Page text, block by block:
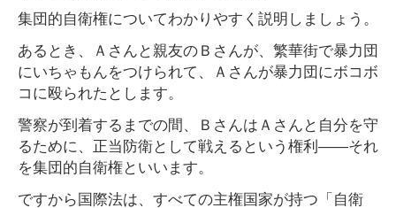
集団的自衛権についてわかりやすく説明しましょう。
あるとき、Ａさんと親友のＢさんが、繁華街で暴力団
にいちゃもんをつけられて、Ａさんが暴力団にボコボ
コに殴られたとします。
警察が到着するまでの間、ＢさんはＡさんと自分を守
るために、正当防衛として戦えるという権利――それ
を集団的自衛権といいます。
ですから国際法は、すべての主権国家が持つ「自衛